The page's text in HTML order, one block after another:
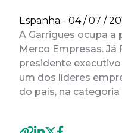
Espanha - 04 / 07 /
A Garrigues ocupa a
Merco Empresas. Já
presidente
um dos líderes
do país, na